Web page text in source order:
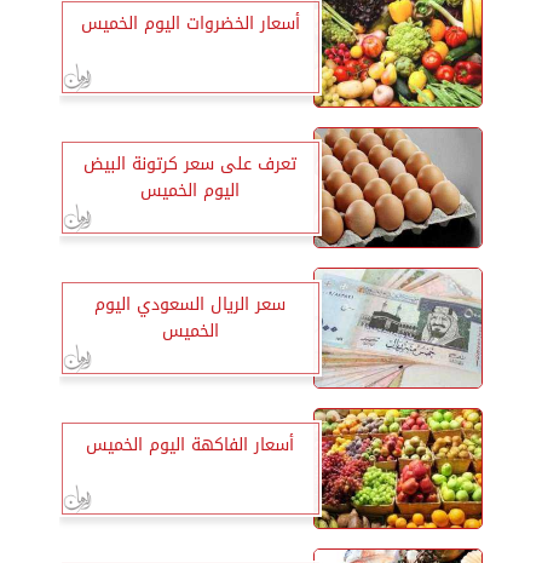
أسعار الخضروات اليوم الخميس
تعرف على سعر كرتونة البيض
اليوم الخميس
سعر الريال السعودي اليوم
الخميس
أسعار الفاكهة اليوم الخميس